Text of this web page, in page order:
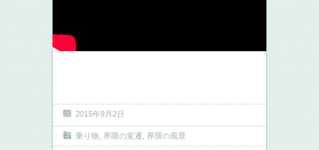
2015年9月2日
乗り物 界隈の変遷 界隈の風景